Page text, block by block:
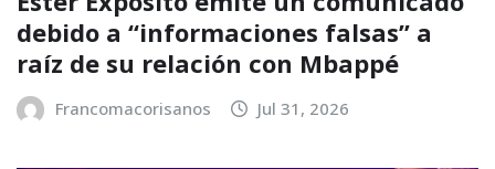
debido a “informaciones falsas” a
raíz de su relación con Mbappé
Francomacorisanos Jul 31, 2026